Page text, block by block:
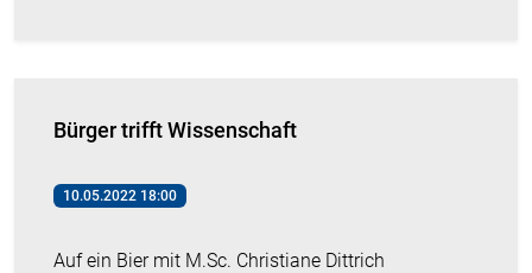
Bürger trifft Wissenschaft
10.05.2022 18:00
Auf ein Bier mit M.Sc. Christiane Dittrich